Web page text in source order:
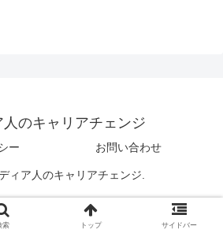
人のキャリアチェンジ
ー お問い合わせ
ィア人のキャリアチェンジ.
索 トップ サイドバー